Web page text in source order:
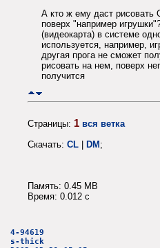
А кто ж ему даст рисовать
поверх "например
(видеокарта) в системе
используется, например,
другая прога не сможет
рисовать на нем, поверх
получится
Страницы: 1 вся ветка
Скачать: CL | DM;
Память: 0.45 MB
Время: 0.012 c
4-94619
s-thick